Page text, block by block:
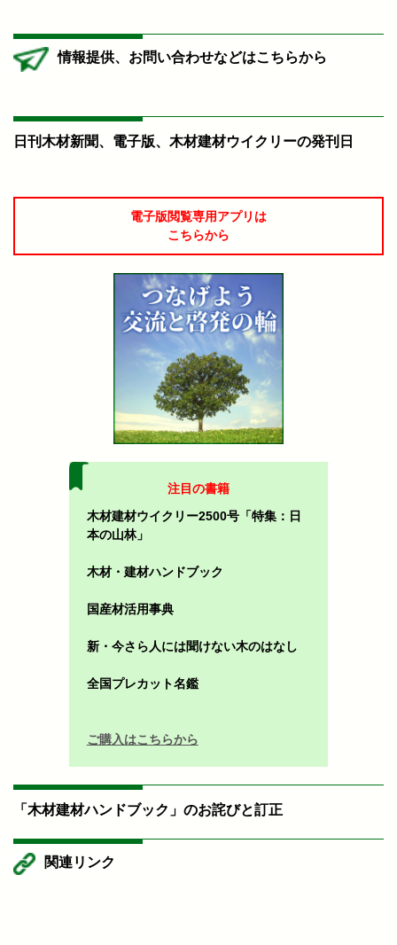
情報提供、お問い合わせなどはこちらから
日刊木材新聞、電子版、木材建材ウイクリーの発刊日
電子版閲覧専用アプリは
こちらから
注目の書籍
木材建材ウイクリー2500号「特集：日
本の山林」
木材・建材ハンドブック
国産材活用事典
新・今さら人には聞けない木のはなし
全国プレカット名鑑
ご購入はこちらから
「木材建材ハンドブック」のお詫びと訂正
関連リンク